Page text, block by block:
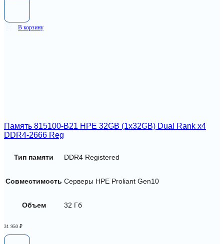
В корзину
Память 815100-B21 HPE 32GB (1x32GB) Dual Rank x4
DDR4-2666 Reg
Тип памяти DDR4 Registered
Совместимость Серверы HPE Proliant Gen10
Объем 32 Гб
31 950 ₽